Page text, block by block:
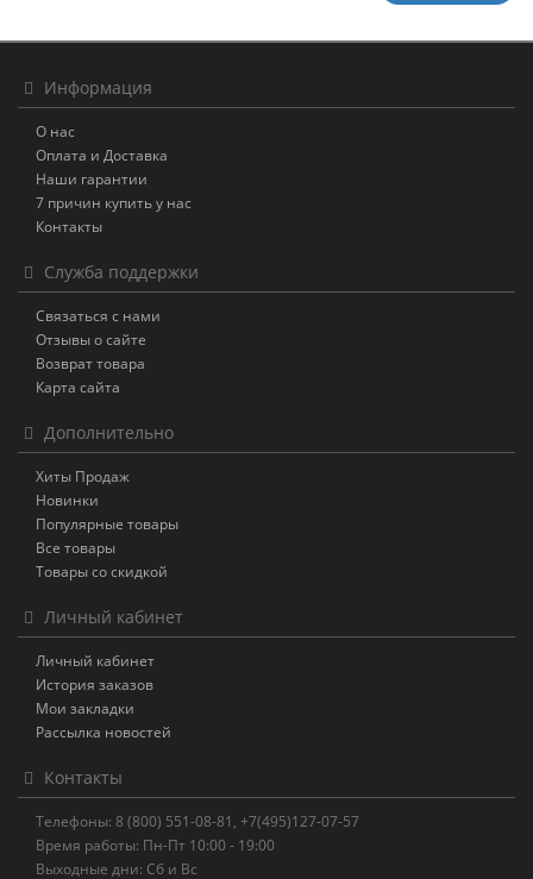
Информация
О нас
Оплата и Доставка
Наши гарантии
7 причин купить у нас
Контакты
Служба поддержки
Связаться с нами
Отзывы о сайте
Возврат товара
Карта сайта
Дополнительно
Хиты Продаж
Новинки
Популярные товары
Все товары
Товары со скидкой
Личный кабинет
Личный кабинет
История заказов
Мои закладки
Рассылка новостей
Контакты
Телефоны: 8 (800) 551-08-81, +7(495)127-07-57
Время работы: Пн-Пт 10:00 - 19:00
Выходные дни: Сб и Вс